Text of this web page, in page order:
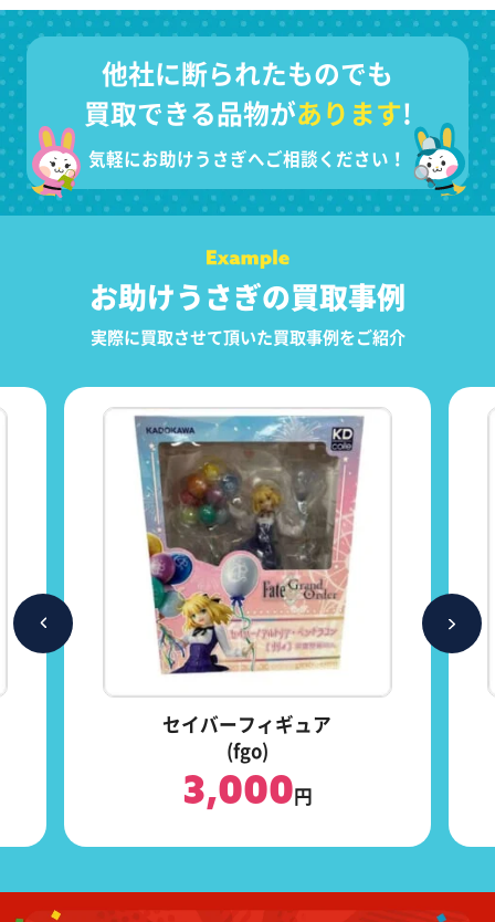
他社に断られたものでも
買取できる品物があります!
気軽にお助けうさぎへご相談ください！
お助けうさぎの買取事例
実際に買取させて頂いた買取事例をご紹介
P
R
N
E
セイバーフィギュア
(fgo)
3,000円